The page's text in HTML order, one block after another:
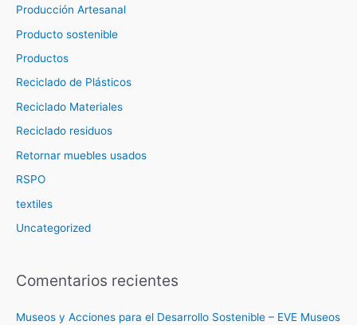
Producción Artesanal
Producto sostenible
Productos
Reciclado de Plásticos
Reciclado Materiales
Reciclado residuos
Retornar muebles usados
RSPO
textiles
Uncategorized
Comentarios recientes
Museos y Acciones para el Desarrollo Sostenible – EVE Museos